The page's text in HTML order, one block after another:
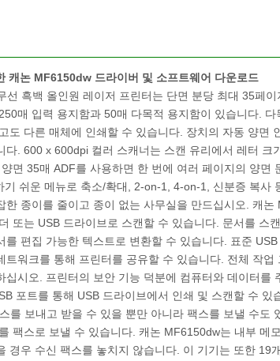
캐논 MF6150dw 드라이버 및 소프트웨어 다운로드
선 흑백 올인원 레이저 프린터는 단면 분당 최대 35페
매 입력 용지함과 50매 다목적 용지함이 있습니다.
도 다른 매체에 인쇄할 수 있습니다. 장치의 자동 양면
다. 600 x 600dpi 컬러 스캐너는 스캔 유리에서 레터 크
면 35매 ADF를 사용하면 한 번에 여러 페이지의 양면
기 쉬운 메뉴로 축소/확대, 2-on-1, 4-on-1, 신분증 복사
한 종이를 줄이고 종이 없는 사무실을 만드십시오. 캐
또는 USB 드라이브로 스캔할 수 있습니다. 문서를 스
를 편집 가능한 텍스트로 변환할 수 있습니다. 표준
트워크를 통해 프린터를 공유할 수 있습니다. 전체 작
십시오. 프린터의 보안 기능 덕분에 컴퓨터와 데이터를
포트를 통해 USB 드라이브에서 인쇄 및 스캔할 수 있
를 보내고 받을 수 있을 뿐만 아니라 팩스를 보낼 수도
팩스로 보낼 수 있습니다. 캐논 MF6150dw는 내부 메
경우 수신 팩스를 놓치지 않습니다. 이 기기는 또한 19